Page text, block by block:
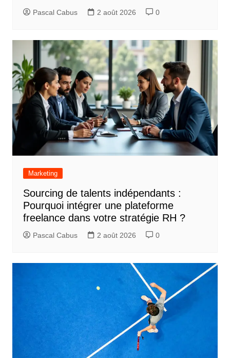
Pascal Cabus 2 août 2026 0
Marketing
Sourcing de talents indépendants :
Pourquoi intégrer une plateforme
freelance dans votre stratégie RH ?
Pascal Cabus 2 août 2026 0